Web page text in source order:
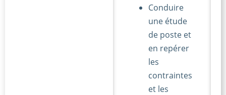
Conduire
une étude
de poste et
en repérer
les
contraintes
et les